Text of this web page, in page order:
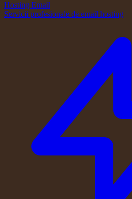
Hosting Email
Servicii profesionale de email hosting